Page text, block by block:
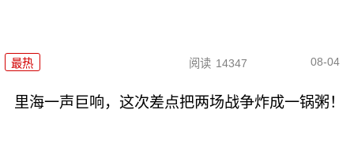
最热 阅读 14347 08-04
里海一声巨响，这次差点把两场战争炸成一锅粥！